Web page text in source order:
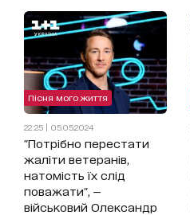
Пісня мого життя
22:25 | 05.05.2024
"Потрібно перестати
жаліти ветеранів,
натомість їх слід
поважати", —
військовий Олександр